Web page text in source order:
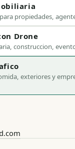
propiedades,
Drone
construccion,
exteriores y